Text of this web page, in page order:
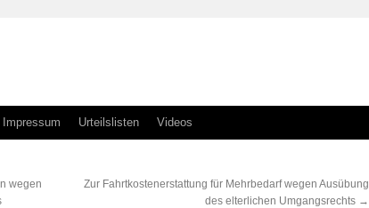
Impressum Urteilslisten Videos
wegen
Zur Fahrtkostenerstattung für Mehrbedarf wegen Ausübung
des elterlichen Umgangsrechts →